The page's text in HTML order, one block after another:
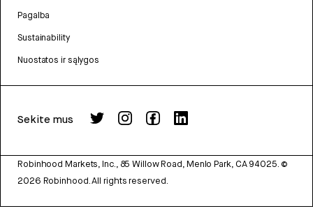
Pagalba
Sustainability
Nuostatos ir sąlygos
Sekite mus
Robinhood Markets, Inc., 85 Willow Road, Menlo Park, CA 94025. ©
2026 Robinhood. All rights reserved.